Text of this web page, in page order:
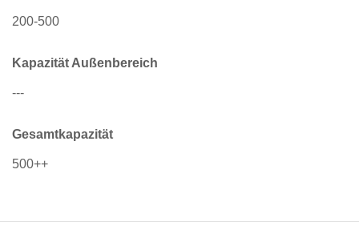
200-500
Kapazität Außenbereich
---
Gesamtkapazität
500++